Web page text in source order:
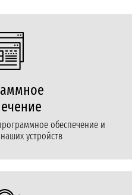
обеспечение и
устройств